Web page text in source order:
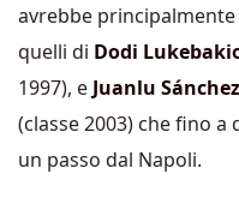
avrebbe
quelli di Dodi
1997), e Juanlu
(classe 2003) che fino
un passo dal Napoli.